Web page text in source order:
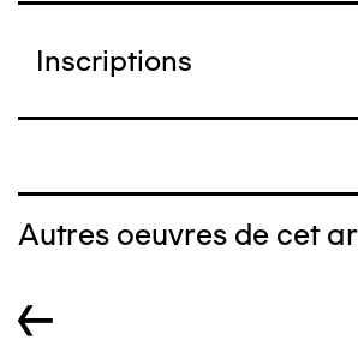
Inscriptions
Autres oeuvres de cet
←